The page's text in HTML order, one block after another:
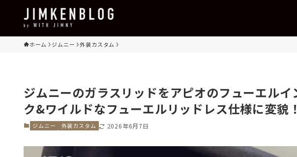
ホーム ジムニー 外装カスタム
ジムニーのガラスリッドをアピオのフューエル
ク&ワイルドなフューエルリッドレス仕様に変貌！
ジムニー 外装カスタム 2026年6月7日